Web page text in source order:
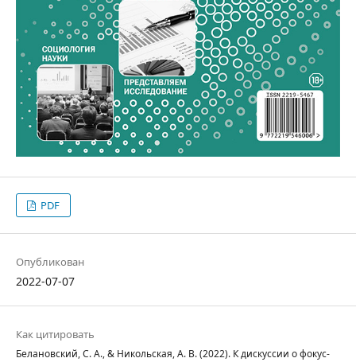
PDF
Опубликован
2022-07-07
Как цитировать
Белановский, С. А., & Никольская, А. В. (2022). К дискуссии о фокус-